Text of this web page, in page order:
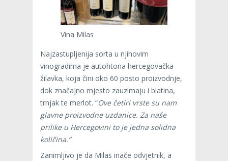
Vina Milas
Najzastupljenija sorta u njihovim
vinogradima je autohtona hercegovačka
žilavka, koja čini oko 60 posto proizvodnje,
dok značajno mjesto zauzimaju i blatina,
trnjak te merlot. “Ove četiri vrste su nam
glavne proizvodne uzdanice. Za naše
prilike u Hercegovini to je jedna solidna
količina.”
Zanimljivo je da Milas inače odvjetnik, a